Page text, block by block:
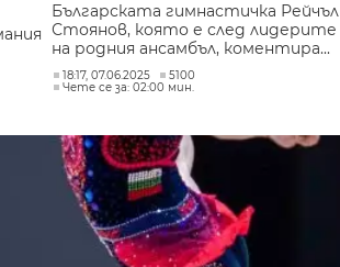
Българската гимнастичка Рейчъл
Стоянов, която е след лидерите
на родния ансамбъл, коментира...
18:17, 07.06.2025
5100
Чете се за: 02:00 мин.